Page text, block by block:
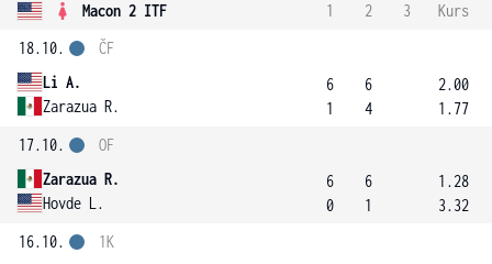
Macon 2 ITF 1 2 3
Kurs
18.10.
Li A.
Zarazua R.
ČF
6
1
6
4
2.00
1.77
17.10.
Zarazua R.
Hovde L.
OF
6
0
6
1
1.28
3.32
16.10.
1K